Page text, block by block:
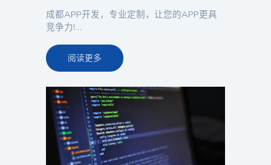
成都APP开发，专业定制，让您的APP更具
竞争力!…
阅读更多